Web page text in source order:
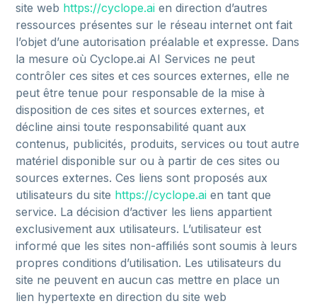
siteweb https://cyclope.ai endirectiond’autres
ressources présentessur le réseauinternetontfait
l’objetd’uneautorisation préalableetexpresse. Dans
la mesureoùCyclope.ai AI Services ne peut
contrôlercessitesetcessourcesexternes,elle ne
peutêtretenue pour responsablede la miseà
dispositiondecessitesetsourcesexternes,et
déclineainsitoute responsabilitéquantaux
contenus, publicités, produits,servicesoutoutautre
matérieldisponiblesurouà partirdecessitesou
sourcesexternes.Ces lienssont proposésaux
utilisateursdusite https://cyclope.ai entantque
service. Ladécisiond’activer les liensappartient
exclusivementaux utilisateurs. L’utilisateurest
informéque lessites non-affiliéssontsoumisà leurs
propresconditionsd’utilisation. Les utilisateursdu
site ne peuventenaucuncas mettreen place un
lien hypertexteendirectiondusiteweb